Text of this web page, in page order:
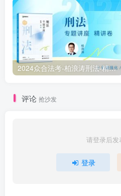
2024众合法考-柏浪涛刑法-精讲卷pdf电子版（附视频1-76全）
评论 抢沙发
请登录后发
登录